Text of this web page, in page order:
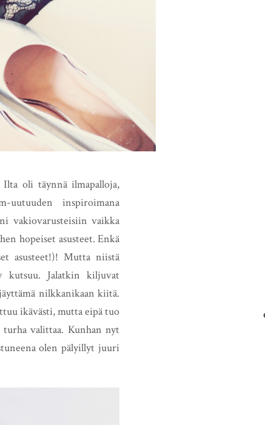
oli täynnä ilmapalloja,
uutuuden inspiroimana
vakiovarusteisiin vaikka
hopeiset asusteet. Enkä
asusteet!)! Mutta niistä
kutsuu. Jalatkin kiljuvat
nilkkanikaan kiitä.
ikävästi, mutta eipä tuo
valittaa. Kunhan nyt
olen pälyillyt juuri